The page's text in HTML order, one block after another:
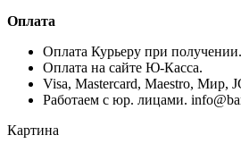
Оплата
Оплата Курьеру при получении.
Оплата на сайте Ю-Касса.
Visa, Mastercard, Maestro, Мир,
Работаем с юр. лицами.
Картина